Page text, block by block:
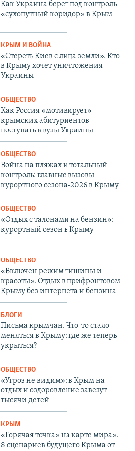
Как Украина берет под контроль
«сухопутный коридор» в Крым
КРЫМ И ВОЙНА
«Стереть Киев с лица земли». Кто
в Крыму хочет уничтожения
Украины
ОБЩЕСТВО
Как Россия «мотивирует»
крымских абитуриентов
поступать в вузы Украины
ОБЩЕСТВО
Война на пляжах и тотальный
контроль: главные вызовы
курортного сезона-2026 в Крыму
ОБЩЕСТВО
«Отдых с талонами на бензин»:
курортный сезон в Крыму
ОБЩЕСТВО
«Включен режим тишины и
красоты». Отдых в прифронтовом
Крыму без интернета и бензина
БЛОГИ
Письма крымчан. Что-то стало
меняться в Крыму: где же теперь
укрыться?
ОБЩЕСТВО
«Угроз не видим»: в Крым на
отдых и оздоровление завезут
тысячи детей
КРЫМ
«Горячая точка» на карте мира».
8 сценариев будущего Крыма от